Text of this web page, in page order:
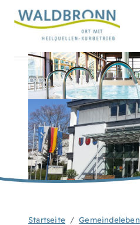
Startseite Gemeindeleben